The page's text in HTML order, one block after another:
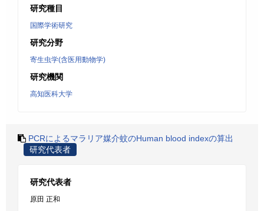
研究種目
国際学術研究
研究分野
寄生虫学(含医用動物学)
研究機関
高知医科大学
PCRによるマラリア媒介蚊のHuman blood indexの算出
研究代表者
研究代表者
原田 正和